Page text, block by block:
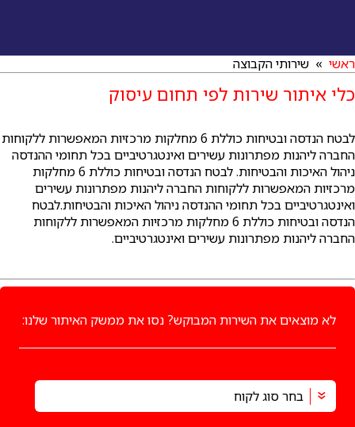
ראשי » שירותי הקבוצה
כלי איתור שירות לפי תחום עיסוק
לבטח הנדסה ובטיחות כוללת 6 מחלקות מרכזיות המאפשרות ללקוחות
החברה ליהנות מפתרונות עשירים ואינטגרטיביים בכל תחומי ההנדסה
ניהול האיכות והבטיחות. לבטח הנדסה ובטיחות כוללת 6 מחלקות
מרכזיות המאפשרות ללקוחות החברה ליהנות מפתרונות עשירים
ואינטגרטיביים בכל תחומי ההנדסה ניהול האיכות והבטיחות.לבטח
הנדסה ובטיחות כוללת 6 מחלקות מרכזיות המאפשרות ללקוחות
החברה ליהנות מפתרונות עשירים ואינטגרטיביים.
לא מוצאים את השירות המבוקש? נסו את ממשק האיתור שלנו: